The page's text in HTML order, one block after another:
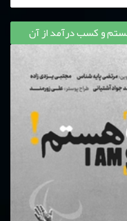
و کسب درآمد از آن